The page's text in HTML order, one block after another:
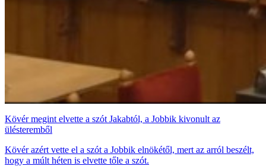
Kövér megint elvette a szót Jakabtól, a Jobbik kivonult az
ülésteremből
Kövér azért vette el a szót a Jobbik elnökétől, mert az arról beszélt,
hogy a múlt héten is elvette tőle a szót.